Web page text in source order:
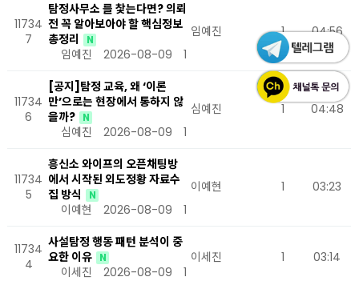
11734
7
탐정사무소 를 찿는다면? 의뢰
전 꼭 알아보아야 할 핵심정보
총정리
N
임예진 2026-08-09 1
임예진 1 04:56
11734
6
[공지]탐정 교육, 왜 ‘이론
만’으로는 현장에서 통하지 않
을까?
N
심예진 2026-08-09 1
심예진 1 04:48
11734
5
흥신소 와이프의 오픈채팅방
에서 시작된 외도정황 자료수
집 방식
N
이예현 2026-08-09 1
이예현 1 03:23
11734
4
사설탐정 행동 패턴 분석이 중
요한 이유
N
이세진 2026-08-09 1
이세진 1 03:14